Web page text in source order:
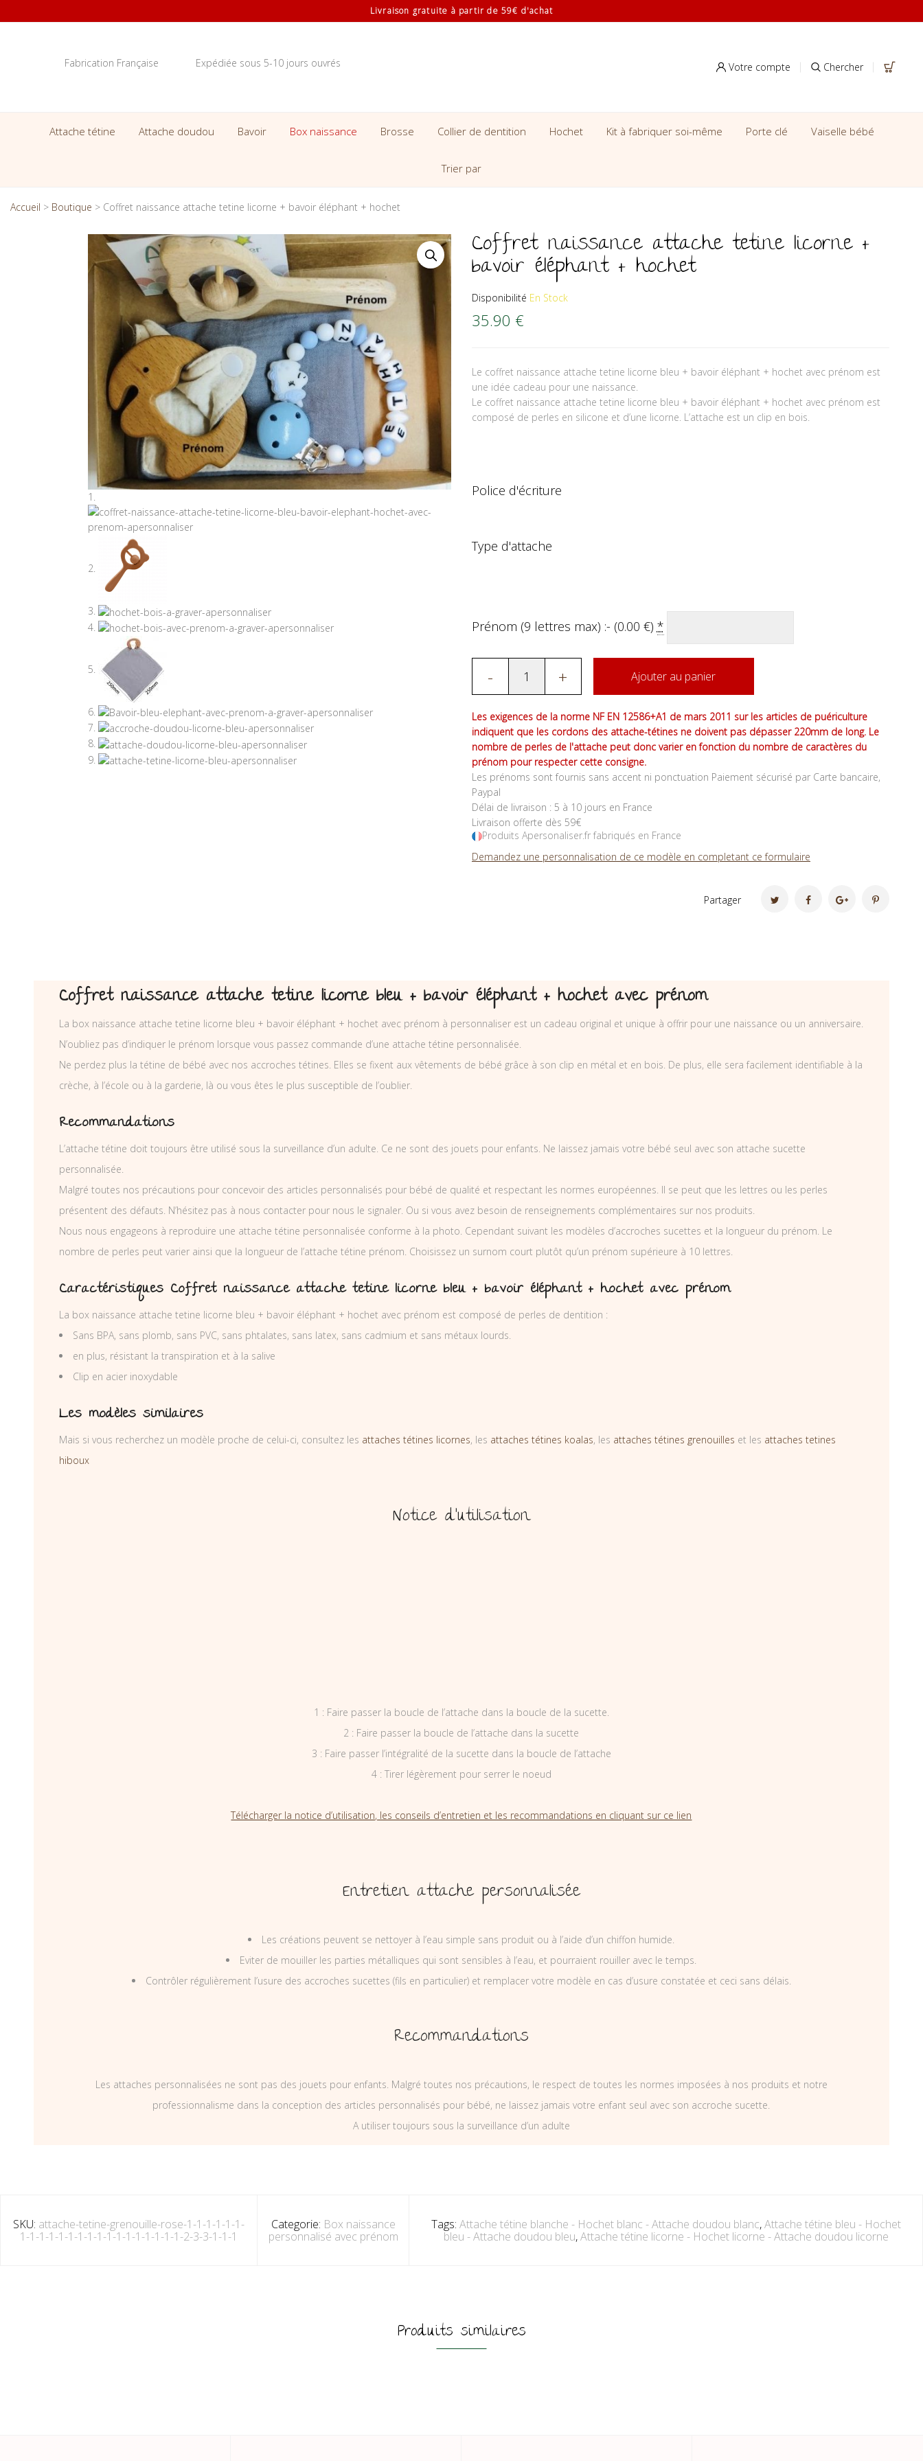
Livraison gratuite à partir de 59€ d'achat
Fabrication Française Expédiée sous 5-10 jours ouvrés Votre compte Chercher
Attache tétine Attache doudou Bavoir Box naissance Brosse Collier de dentition Hochet Kit à fabriquer soi-même Porte clé Vaiselle bébé
Trier par
Accueil > Boutique > Coffret naissance attache tetine licorne + bavoir éléphant + hochet
Coffret naissance attache tetine licorne +
bavoir éléphant + hochet
Disponibilité En Stock
35.90 €
Le coffret naissance attache tetine licorne bleu + bavoir éléphant + hochet avec prénom est
une idée cadeau pour une naissance.
Le coffret naissance attache tetine licorne bleu + bavoir éléphant + hochet avec prénom est
composé de perles en silicone et d’une licorne. L’attache est un clip en bois.
Police d'écriture
Type d'attache
Prénom (9 lettres max) :- (0.00 €) *
- + Ajouter au panier
Les exigences de la norme NF EN 12586+A1 de mars 2011 sur les articles de puériculture
indiquent que les cordons des attache-tétines ne doivent pas dépasser 220mm de long. Le
nombre de perles de l'attache peut donc varier en fonction du nombre de caractères du
prénom pour respecter cette consigne.
Les prénoms sont fournis sans accent ni ponctuation Paiement sécurisé par Carte bancaire,
Paypal
Délai de livraison : 5 à 10 jours en France
Livraison offerte dès 59€
Produits Apersonaliser.fr fabriqués en France
Demandez une personnalisation de ce modèle en completant ce formulaire
Partager
Coffret naissance attache tetine licorne bleu + bavoir éléphant + hochet avec prénom
La box naissance attache tetine licorne bleu + bavoir éléphant + hochet avec prénom à personnaliser est un cadeau original et unique à offrir pour une naissance ou un anniversaire.
N’oubliez pas d’indiquer le prénom lorsque vous passez commande d’une attache tétine personnalisée.
Ne perdez plus la tétine de bébé avec nos accroches tétines. Elles se fixent aux vêtements de bébé grâce à son clip en métal et en bois. De plus, elle sera facilement identifiable à la
crèche, à l’école ou à la garderie, là ou vous êtes le plus susceptible de l’oublier.
Recommandations
L’attache tétine doit toujours être utilisé sous la surveillance d’un adulte. Ce ne sont des jouets pour enfants. Ne laissez jamais votre bébé seul avec son attache sucette
personnalisée.
Malgré toutes nos précautions pour concevoir des articles personnalisés pour bébé de qualité et respectant les normes européennes. Il se peut que les lettres ou les perles
présentent des défauts. N’hésitez pas à nous contacter pour nous le signaler. Ou si vous avez besoin de renseignements complémentaires sur nos produits.
Nous nous engageons à reproduire une attache tétine personnalisée conforme à la photo. Cependant suivant les modèles d’accroches sucettes et la longueur du prénom. Le
nombre de perles peut varier ainsi que la longueur de l’attache tétine prénom. Choisissez un surnom court plutôt qu’un prénom supérieure à 10 lettres.
Caractéristiques Coffret naissance attache tetine licorne bleu + bavoir éléphant + hochet avec prénom
La box naissance attache tetine licorne bleu + bavoir éléphant + hochet avec prénom est composé de perles de dentition :
Sans BPA, sans plomb, sans PVC, sans phtalates, sans latex, sans cadmium et sans métaux lourds.
en plus, résistant la transpiration et à la salive
Clip en acier inoxydable
Les modèles similaires
Mais si vous recherchez un modèle proche de celui-ci, consultez les attaches tétines licornes, les attaches tétines koalas, les attaches tétines grenouilles et les attaches tetines
hiboux
Notice d’utilisation
1 : Faire passer la boucle de l’attache dans la boucle de la sucette.
2 : Faire passer la boucle de l’attache dans la sucette
3 : Faire passer l’intégralité de la sucette dans la boucle de l’attache
4 : Tirer légèrement pour serrer le noeud
Télécharger la notice d’utilisation, les conseils d’entretien et les recommandations en cliquant sur ce lien
Entretien attache personnalisée
Les créations peuvent se nettoyer à l’eau simple sans produit ou à l’aide d’un chiffon humide.
Eviter de mouiller les parties métalliques qui sont sensibles à l’eau, et pourraient rouiller avec le temps.
Contrôler régulièrement l’usure des accroches sucettes (fils en particulier) et remplacer votre modèle en cas d’usure constatée et ceci sans délais.
Recommandations
Les attaches personnalisées ne sont pas des jouets pour enfants. Malgré toutes nos précautions, le respect de toutes les normes imposées à nos produits et notre
professionnalisme dans la conception des articles personnalisés pour bébé, ne laissez jamais votre enfant seul avec son accroche sucette.
A utiliser toujours sous la surveillance d’un adulte
SKU: attache-tetine-grenouille-rose-1-1-1-1-1-1-
1-1-1-1-1-1-1-1-1-1-1-1-1-1-1-1-1-2-3-3-1-1-1
Categorie: Box naissance
personnalisé avec prénom
Tags: Attache tétine blanche - Hochet blanc - Attache doudou blanc,Attache tétine bleu - Hochet
bleu - Attache doudou bleu,Attache tétine licorne - Hochet licorne - Attache doudou licorne
Produits similaires